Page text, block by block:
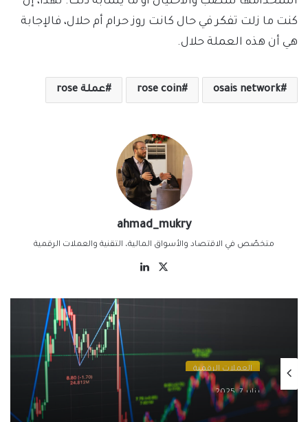
كنت ما زلت تفكر في حال كانت روز حرام أم حلال، فالإجابة
هي أن هذه العملة حلال.
osais network
rose coin عملة rose
ahmad_mukry
متخصّص في الاقتصاد والأسواق المالية، التقنية والعملات الرقمية
‫X
العملات الرقمية
يناير 7, 2025
البيتكوين والتضخم: هل لا يزال البيتكوين
ملاذًا آمنًا في ظل الظروف الاقتصادية الحالية؟